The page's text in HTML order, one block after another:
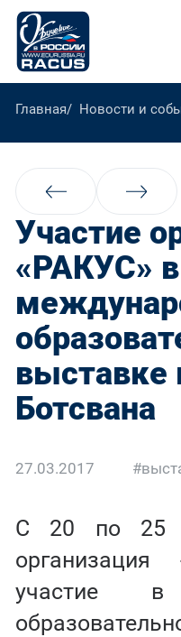
Главная Новости и
Участие
«РАКУС» в
выставке
Ботсвана
27.03.2017
С 20 по 25
участие в